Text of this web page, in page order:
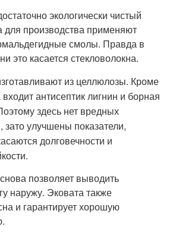
экологически чистый
для производства применяют
смолы. Правда в
это касается стекловолокна.
из целлюлозы. Кроме
антисептик лигнин и борная
здесь нет вредных
зато улучшены показатели,
долговечности и
позволяет выводить
наружу. Эковата также
и гарантирует хорошую